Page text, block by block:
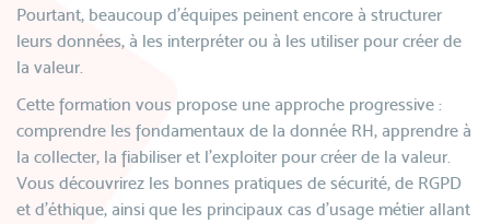
Pourtant, beaucoup d’équipes peinent encore à structurer
leurs données, à les interpréter ou à les utiliser pour créer de
la valeur.
Cette formation vous propose une approche progressive :
comprendre les fondamentaux de la donnée RH, apprendre à
la collecter, la fiabiliser et l’exploiter pour créer de la valeur.
Vous découvrirez les bonnes pratiques de sécurité, de RGPD
et d’éthique, ainsi que les principaux cas d’usage métier allant